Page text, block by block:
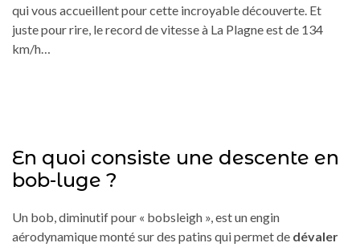
qui vous accueillent pour cette incroyable découverte. Et
juste pour rire, le record de vitesse à La Plagne est de 134
km/h…
En quoi consiste une descente en
bob-luge ?
Un bob, diminutif pour « bobsleigh », est un engin
aérodynamique monté sur des patins qui permet de dévaler